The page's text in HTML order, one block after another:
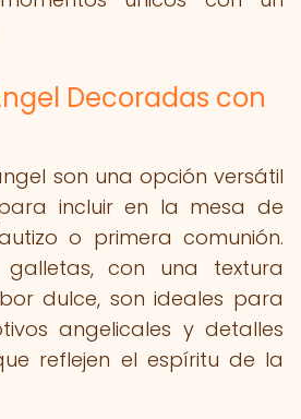
Decoradas con
son una opción versátil
incluir en la mesa de
o primera comunión.
galletas, con una textura
dulce, son ideales para
angelicales y detalles
reflejen el espíritu de la